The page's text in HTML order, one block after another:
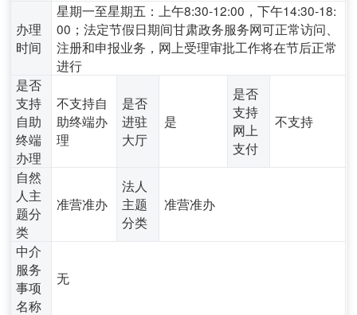
办理
时间
星期一至星期五：上午8:30-12:00，下午14:30-18:
00；法定节假日期间甘肃政务服务网可正常访问、
注册和申报业务，网上受理审批工作将在节后正常
进行
是否
支持
自助
终端
办理
不支持自
助终端办
理
是否
进驻
大厅
是
是否
支持
网上
支付
不支持
自然
人主
题分
类
准营准办
法人
主题
分类
准营准办
中介
服务
事项
名称
无